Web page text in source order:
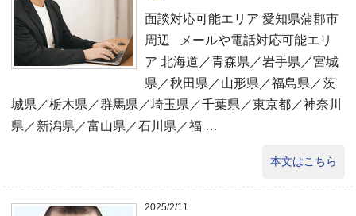
面談対応可能エリア 愛知県蒲郡市
周辺 メールや電話対応可能エリ
ア 北海道／青森県／岩手県／宮城
県／秋田県／山形県／福島県／茨
城県／栃木県／群馬県／埼玉県／千葉県／東京都／神奈川
県／新潟県／富山県／石川県／福 …
本文はこちら
2025/2/11